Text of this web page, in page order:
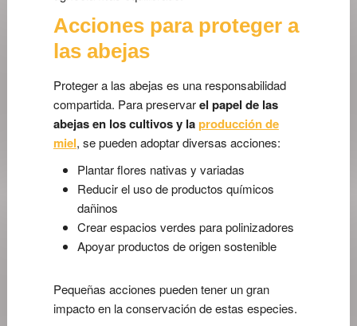
Acciones para proteger a
las abejas
Proteger a las abejas es una responsabilidad
compartida. Para preservarel papel de las
abejas en los cultivos y laproducción de
miel, se pueden adoptar diversas acciones:
Plantar flores nativas y variadas
Reducir el uso de productos químicos
dañinos
Crear espacios verdes para polinizadores
Apoyar productos de origen sostenible
Pequeñas acciones pueden tener un gran
impacto en la conservación de estas especies.